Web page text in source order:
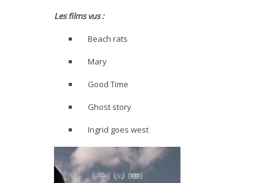
Les films vus :
Beach rats
Mary
Good Time
Ghost story
Ingrid goes west